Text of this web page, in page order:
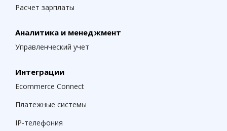
Расчет зарплаты
Аналитика и менеджмент
Управленческий учет
Интеграции
Ecommerce Connect
Платежные системы
IP-телефония